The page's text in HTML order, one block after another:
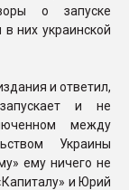
о запуске
них украинской
и ответил,
и не
между
Украины
ему ничего не
и Юрий